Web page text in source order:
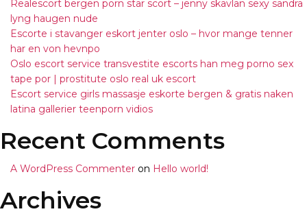
Realescort bergen porn star scort – jenny skavlan sexy sandra
lyng haugen nude
Escorte i stavanger eskort jenter oslo – hvor mange tenner
har en von hevnpo
Oslo escort service transvestite escorts han meg porno sex
tape por | prostitute oslo real uk escort
Escort service girls massasje eskorte bergen & gratis naken
latina gallerier teenporn vidios
Recent Comments
A WordPress Commenter on Hello world!
Archives